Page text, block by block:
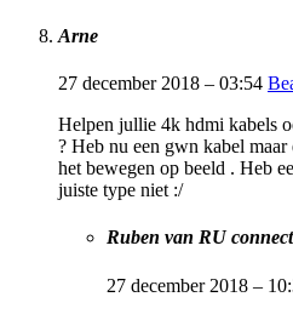
Arne
27 december 2018 – 03:54
Helpen jullie 4k hdmi kabels
? Heb nu een gwn kabel
het bewegen op beeld . Heb
juiste type niet :/
Ruben van RU
27 december 2018 –